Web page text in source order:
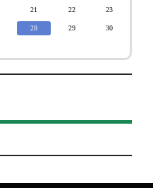
21 22 23
28 29 30